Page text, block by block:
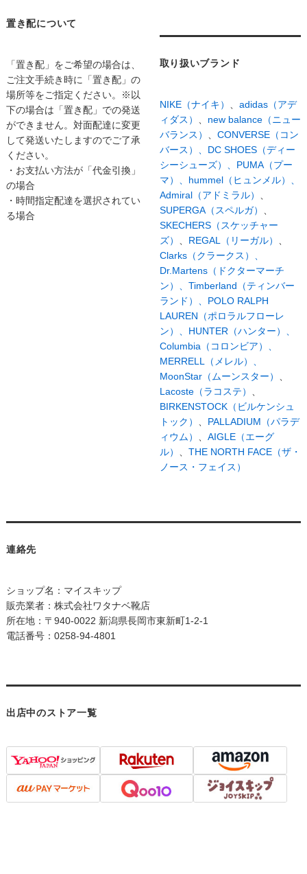
置き配について
「置き配」をご希望の場合は、
ご注文手続き時に「置き配」の
場所等をご指定ください。※以
下の場合は「置き配」での発送
ができません。対面配達に変更
して発送いたしますのでご了承
ください。
・お支払い方法が「代金引換」
の場合
・時間指定配達を選択されてい
る場合
取り扱いブランド
NIKE（ナイキ） 、 adidas（アデ
ィダス） 、 new balance（ニュー
バランス） 、 CONVERSE（コン
バース）、 DC SHOES（ディー
シーシューズ）、 PUMA（プー
マ）、 hummel（ヒュンメル）、
Admiral（アドミラル） 、
SUPERGA（スペルガ） 、
SKECHERS（スケッチャー
ズ） 、 REGAL（リーガル） 、
Clarks（クラークス）、
Dr.Martens（ドクターマーチ
ン）、 Timberland（ティンバー
ランド）、 POLO RALPH
LAUREN（ポロラルフローレ
ン）、 HUNTER（ハンター）、
Columbia（コロンビア）、
MERRELL（メレル）、
MoonStar（ムーンスター） 、
Lacoste（ラコステ） 、
BIRKENSTOCK（ビルケンシュ
トック） 、 PALLADIUM（パラデ
ィウム） 、 AIGLE（エーグ
ル） 、 THE NORTH FACE（ザ・
ノース・フェイス）
連絡先
ショップ名：マイスキップ
販売業者：株式会社ワタナベ靴店
所在地：〒940-0022 新潟県長岡市東新町1-2-1
電話番号：0258-94-4801
出店中のストア一覧